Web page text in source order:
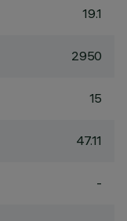
19.1
2950
15
47.11
-